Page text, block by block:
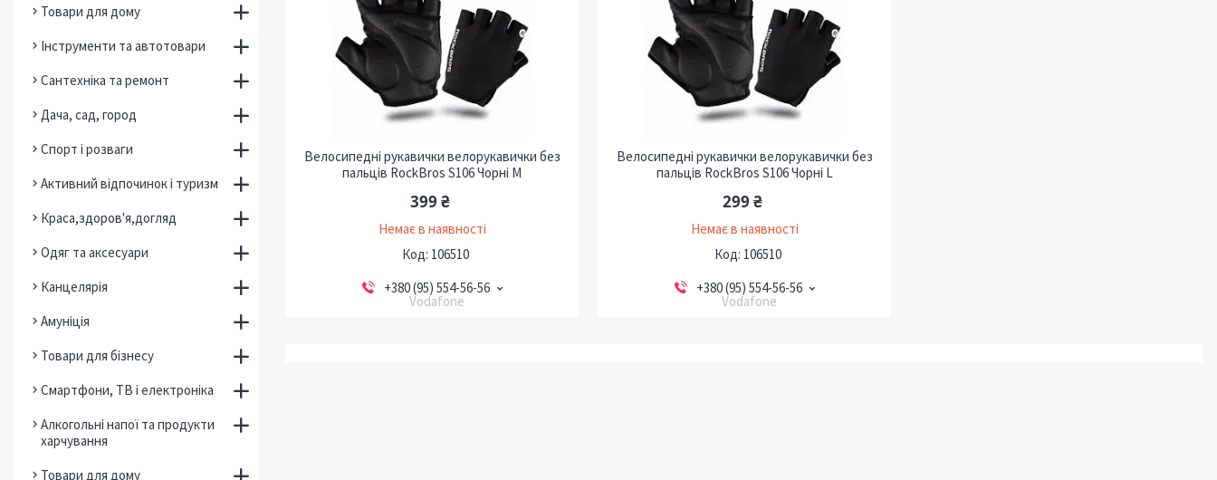
Велосипедні рукавички велорукавички без
пальців RockBros S106 Чорні M
399 ₴
Немає в наявності
106510
+380 (95) 554-56-56
Vodafone
Велосипедні рукавички велорукавички без
пальців RockBros S106 Чорні L
299 ₴
Немає в наявності
106510
+380 (95) 554-56-56
Vodafone
Товари для дому
Інструменти та автотовари
Сантехніка та ремонт
Дача, сад, город
Спорт і розваги
Активний відпочинок і туризм
Краса,здоров'я,догляд
Одяг та аксесуари
Канцелярія
Амуніція
Товари для бізнесу
Смартфони, ТВ і електроніка
Алкогольні напої та продукти
харчування
Товари для дому